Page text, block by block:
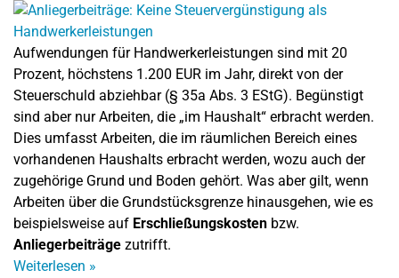
Aufwendungen für Handwerkerleistungen sind mit 20
Prozent, höchstens 1.200 EUR im Jahr, direkt von der
Steuerschuld abziehbar (§ 35a Abs. 3 EStG). Begünstigt
sind aber nur Arbeiten, die „im Haushalt“ erbracht werden.
Dies umfasst Arbeiten, die im räumlichen Bereich eines
vorhandenen Haushalts erbracht werden, wozu auch der
zugehörige Grund und Boden gehört. Was aber gilt, wenn
Arbeiten über die Grundstücksgrenze hinausgehen, wie es
beispielsweise auf Erschließungskosten bzw.
Anliegerbeiträge zutrifft.
Weiterlesen »